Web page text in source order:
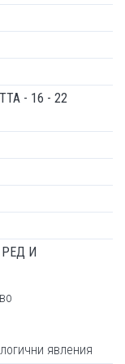
- 16 - 22
И
явления